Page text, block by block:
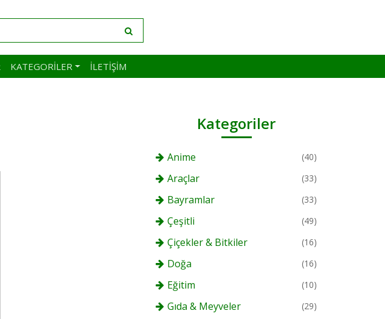
KATEGORILER İLETIŞIM
Kategoriler
Anime (40)
Araçlar (33)
Bayramlar (33)
Çeşitli (49)
Çiçekler & Bitkiler (16)
Doğa (16)
Eğitim (10)
Gıda & Meyveler (29)